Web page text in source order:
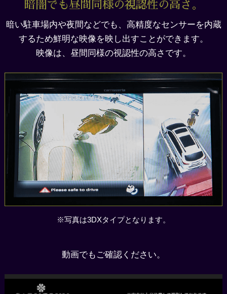
暗闇でも昼間同様の視認性の高さ。
暗い駐車場内や夜間などでも、高精度なセンサーを内蔵
するため鮮明な映像を映し出すことができます。
映像は、昼間同様の視認性の高さです。
※写真は3DXタイプとなります。
動画でもご確認ください。
動